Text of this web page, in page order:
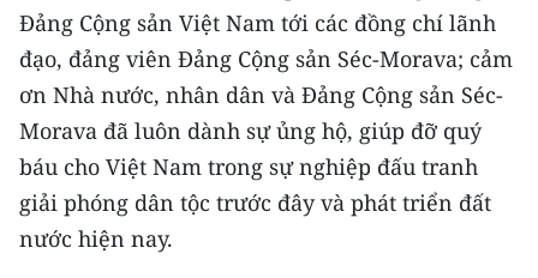
CHƯƠNG TRÌNH OCOP - MỖI XÃ
MỘT SẢN PHẨM
RADIO
MEDIA CENTER
E-Magazine
Đảng Cộng sản Việt Nam tới các đồng chí lãnh
đạo, đảng viên Đảng Cộng sản Séc-Morava; cảm
ơn Nhà nước, nhân dân và Đảng Cộng sản Séc-
Morava đã luôn dành sự ủng hộ, giúp đỡ quý
báu cho Việt Nam trong sự nghiệp đấu tranh
giải phóng dân tộc trước đây và phát triển đất
nước hiện nay.